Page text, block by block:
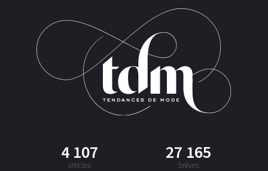
4 107
articles
27 165
brèves